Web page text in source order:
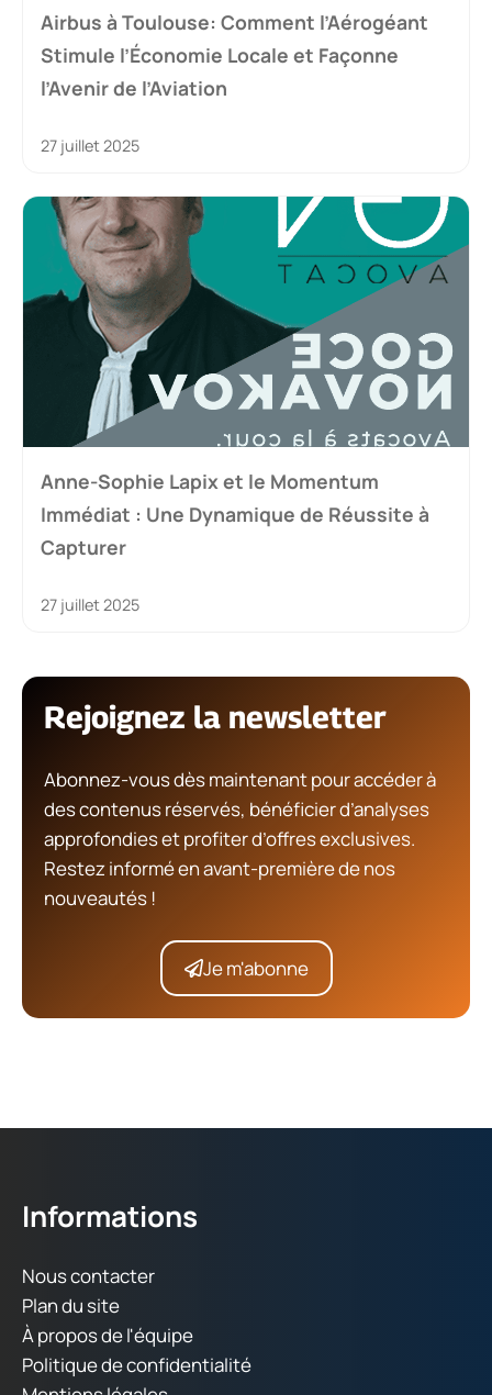
Airbus à Toulouse: Comment l’Aérogéant
Stimule l’Économie Locale et Façonne
l’Avenir de l’Aviation
27 juillet 2025
Anne-Sophie Lapix et le Momentum
Immédiat : Une Dynamique de Réussite à
Capturer
27 juillet 2025
Rejoignez la newsletter
Abonnez-vous dès maintenant pour accéder à
des contenus réservés, bénéficier d’analyses
approfondies et profiter d’offres exclusives.
Restez informé en avant-première de nos
nouveautés !
Je m'abonne
Informations
Nous contacter
Plan du site
À propos de l'équipe
Politique de confidentialité